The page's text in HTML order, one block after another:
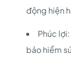
động hiện
Phúc
bảo hiểm